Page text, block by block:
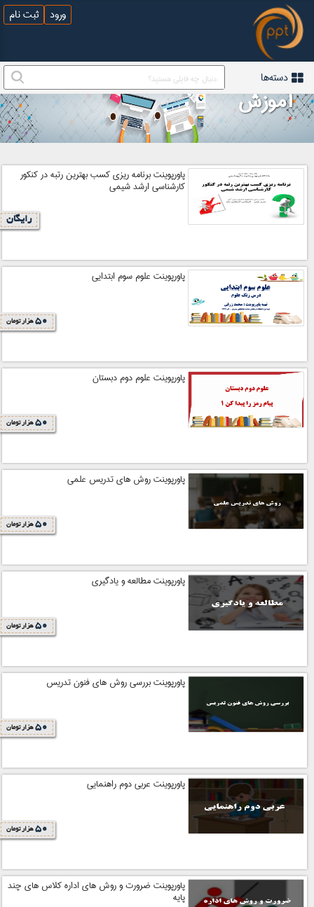
ورود ثبت نام
دسته‌ها
آموزش
پاورپوینت برنامه ریزی کسب بهترین رتبه در کنکور
کارشناسی ارشد شیمی
رایگان
پاورپوینت علوم سوم ابتدایی
50 هزار تومان
پاورپوینت علوم دوم دبستان
50 هزار تومان
پاورپوینت روش های تدریس علمی
50 هزار تومان
پاورپوینت مطالعه و یادگیری
50 هزار تومان
پاورپوینت بررسی روش های فنون تدریس
50 هزار تومان
پاورپوینت عربی دوم راهنمایی
50 هزار تومان
پاورپوینت ضرورت و روش های اداره کلاس های چند
پایه